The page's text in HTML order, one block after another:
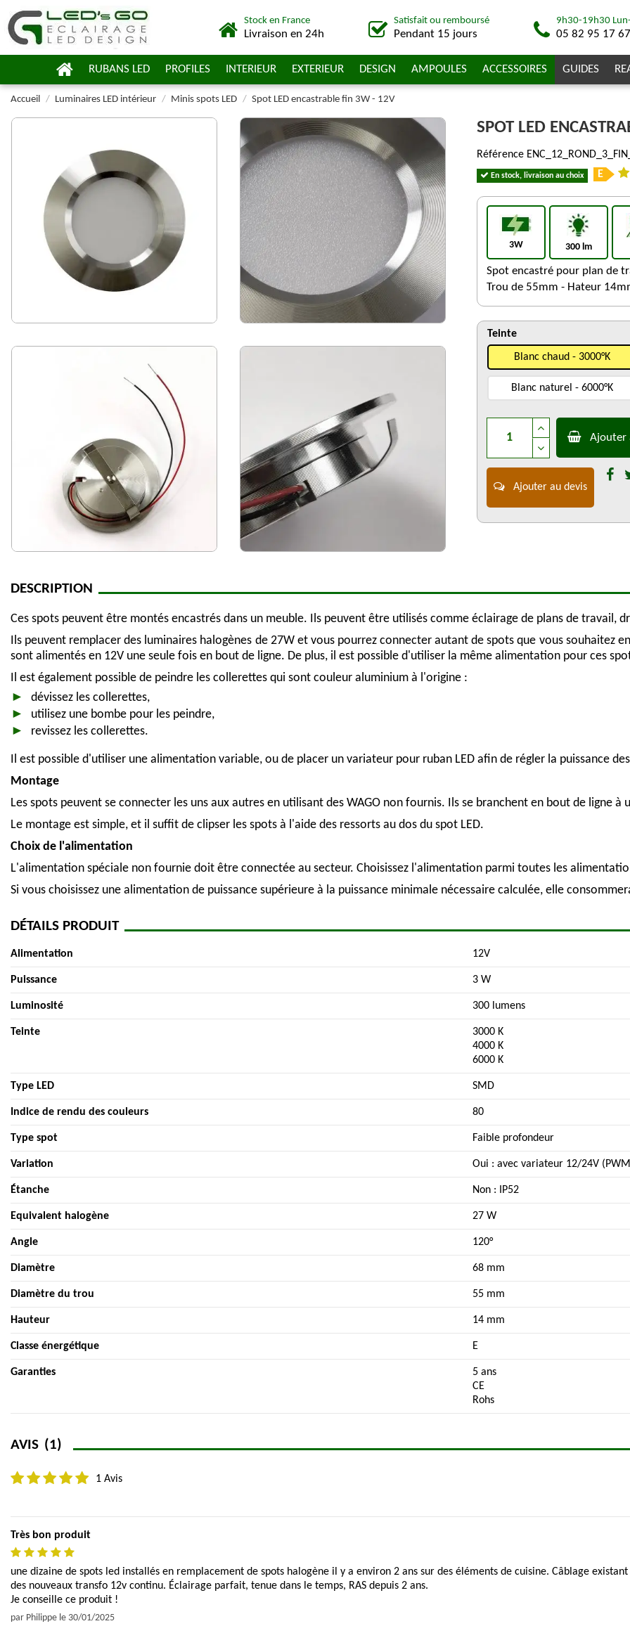
Stock en France
Livraison en 24h
Satisfait ou remboursé
Pendant 15 jours
9h30-19h30
05 82 95 17 67
RUBANS LED PROFILES INTERIEUR EXTERIEUR DESIGN AMPOULES ACCESSOIRES GUIDES
Accueil Luminaires LED intérieur Minis spots LED Spot LED encastrable fin 3W - 12V
SPOT LED
Référence
En stock, livraison au choix E
3W 300 lm
Spot encastré pour plan de
Trou de 55mm - Hateur
Teinte
Blanc chaud - 3000°K
Blanc naturel - 6000°K
Ajouter
Ajouter au devis
DESCRIPTION
Ces spots peuvent être montés encastrés dans un meuble. Ils peuvent être utilisés comme éclairage de plans de travail,
Ils peuvent remplacer des luminaires halogènes de 27W et vous pourrez connecter autant de spots que vous souhaitez
sont alimentés en 12V une seule fois en bout de ligne. De plus, il est possible d'utiliser la même alimentation pour ces
Il est également possible de peindre les collerettes qui sont couleur aluminium à l'origine :
dévissez les collerettes,
utilisez une bombe pour les peindre,
revissez les collerettes.
Il est possible d'utiliser une alimentation variable, ou de placer un variateur pour ruban LED afin de régler la puissance
Montage
Les spots peuvent se connecter les uns aux autres en utilisant des WAGO non fournis. Ils se branchent en bout de ligne
Le montage est simple, et il suffit de clipser les spots à l'aide des ressorts au dos du spot LED.
Choix de l'alimentation
L'alimentation spéciale non fournie doit être connectée au secteur. Choisissez l'alimentation parmi toutes les
Si vous choisissez une alimentation de puissance supérieure à la puissance minimale nécessaire calculée, elle
DÉTAILS PRODUIT
Alimentation 12V
Puissance 3 W
Luminosité 300 lumens
Teinte
3000 K
4000 K
6000 K
Type LED SMD
Indice de rendu des couleurs 80
Type spot Faible profondeur
Variation Oui : avec variateur 12/24V
Étanche Non : IP52
Equivalent halogène 27 W
Angle 120°
Diamètre 68 mm
Diamètre du trou 55 mm
Hauteur 14 mm
Classe énergétique E
Garanties
5 ans
CE
Rohs
AVIS (1)
1 Avis
Très bon produit
une dizaine de spots led installés en remplacement de spots halogène il y a environ 2 ans sur des éléments de cuisine. Câblage
des nouveaux transfo 12v continu. Éclairage parfait, tenue dans le temps, RAS depuis 2 ans.
Je conseille ce produit !
par Philippe le 30/01/2025